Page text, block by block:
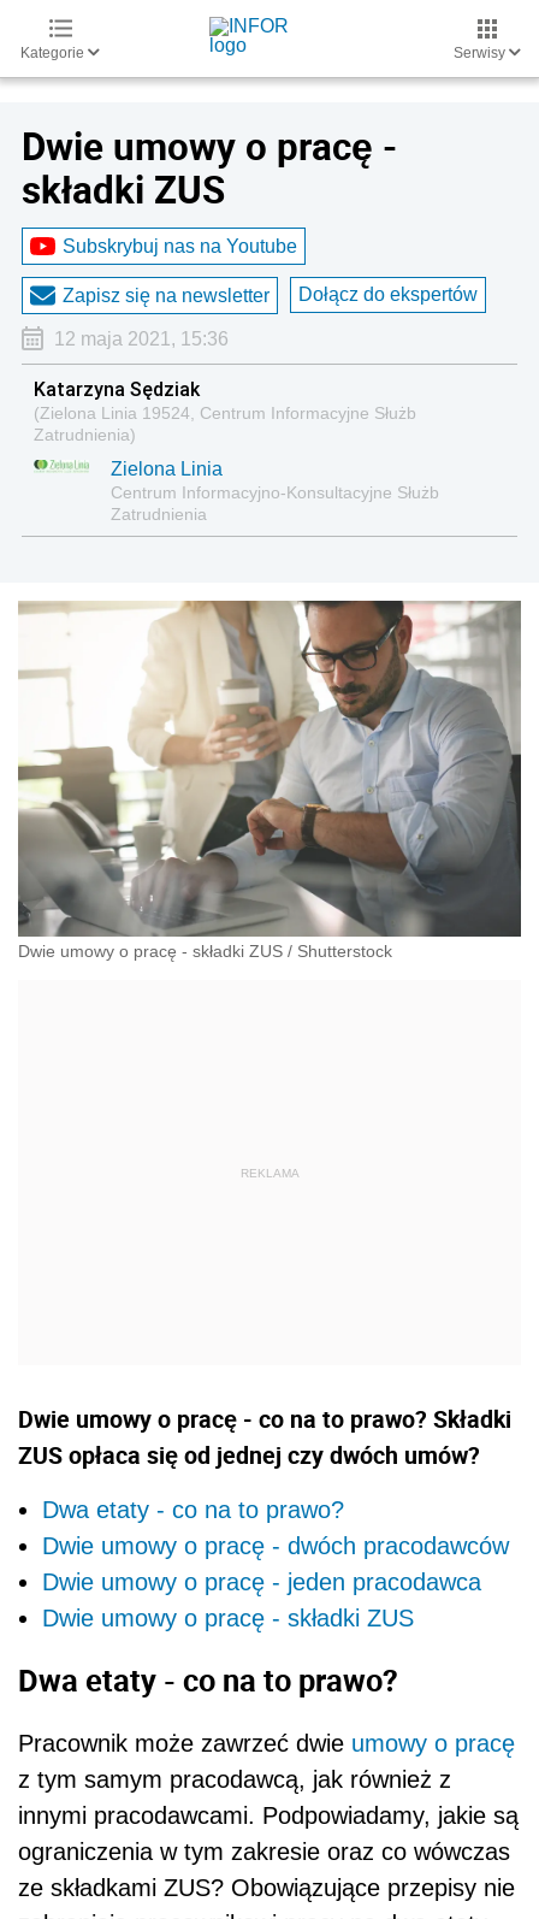
Kategorie Serwisy
Dwie umowy o pracę -
składki ZUS
Subskrybuj nas na Youtube
Zapisz się na newsletter Dołącz do ekspertów
12 maja 2021, 15:36
Katarzyna Sędziak
(Zielona Linia 19524, Centrum Informacyjne Służb
Zatrudnienia)
Zielona Linia
Centrum Informacyjno-Konsultacyjne Służb
Zatrudnienia
Dwie umowy o pracę - składki ZUS / Shutterstock
Dwie umowy o pracę - co na to prawo? Składki
ZUS opłaca się od jednej czy dwóch umów?
Dwa etaty - co na to prawo?
Dwie umowy o pracę - dwóch pracodawców
Dwie umowy o pracę - jeden pracodawca
Dwie umowy o pracę - składki ZUS
Dwa etaty - co na to prawo?
Pracownik może zawrzeć dwie umowy o pracę
z tym samym pracodawcą, jak również z
innymi pracodawcami. Podpowiadamy, jakie są
ograniczenia w tym zakresie oraz co wówczas
ze składkami ZUS? Obowiązujące przepisy nie